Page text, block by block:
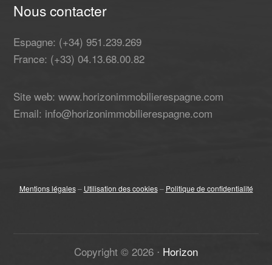
Nous contacter
Espagne: (+34) 951.239.269
France: (+33) 04.13.68.00.82
Site web: www.horizonimmobilierespagne.com
Email: info@horizonimmobilierespagne.com
Mentions légales– Utilisation des cookies– Politique de confidentialité
Copyright © 2026 ⋅ Horizon